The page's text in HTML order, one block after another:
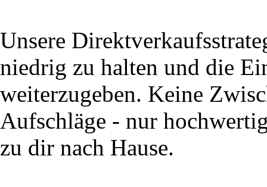
Unsere
niedrig zu halten und die
weiterzugeben. Keine
Aufschläge - nur
zu dir nach Hause.